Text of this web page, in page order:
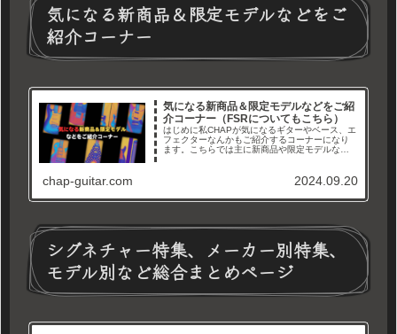
気になる新商品＆限定モデルなどをご
紹介コーナー
気になる新商品＆限定モデルなどをご紹
介コーナー（FSRについてもこちら）
はじめに私CHAPが気になるギターやベース、エ
フェクターなんかもご紹介するコーナーになり
ます。こちらでは主に新商品や限定モデルなど
chap-guitar.com 2024.09.20
シグネチャー特集、メーカー別特集、
モデル別など総合まとめページ